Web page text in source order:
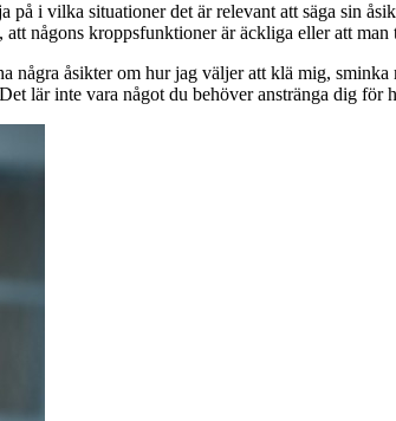
i vilka situationer det är relevant att säga sin
någons kroppsfunktioner är äckliga eller att
några åsikter om hur jag väljer att klä mig,
lär inte vara något du behöver anstränga dig för